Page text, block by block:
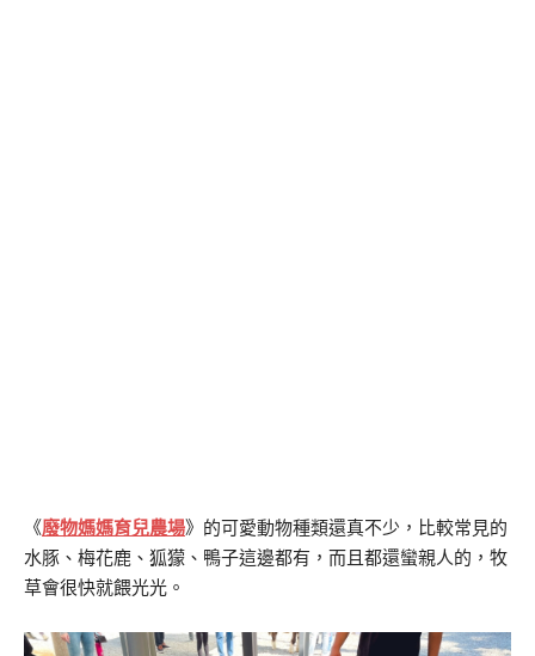
《廢物媽媽育兒農場》的可愛動物種類還真不少，比較常見的
水豚、梅花鹿、狐獴、鴨子這邊都有，而且都還蠻親人的，牧
草會很快就餵光光。